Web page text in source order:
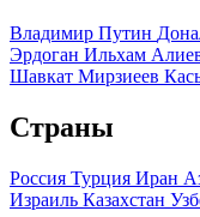
Владимир Путин
Эрдоган Ильхам
Шавкат Мирзиеев
Страны
Россия Турция Иран
Израиль Казахстан